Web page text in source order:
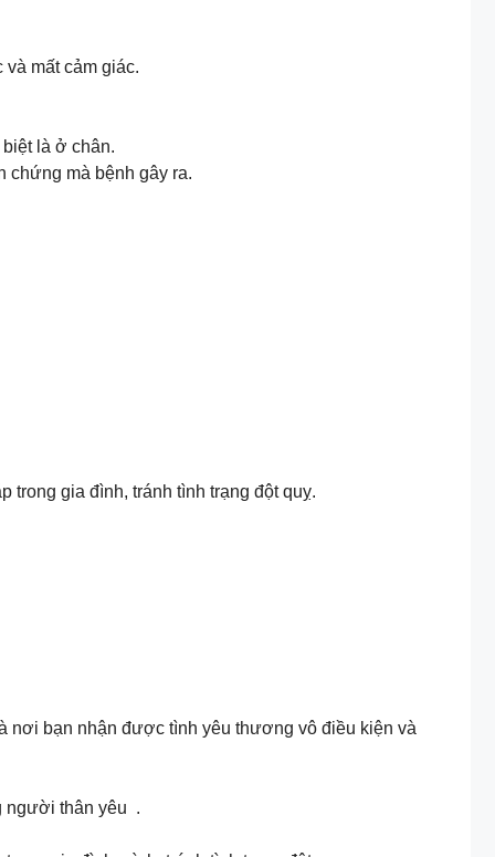
mất cảm giác.
là ở chân.
chứng mà bệnh gây ra.
trong gia đình, tránh tình trạng đột quỵ.
nơi bạn nhận được tình yêu thương vô điều kiện và
người thân yêu ️ .